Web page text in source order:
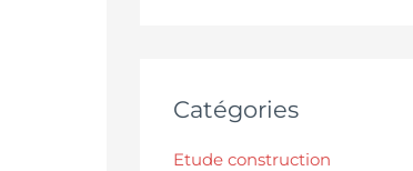
Catégories
Etude construction